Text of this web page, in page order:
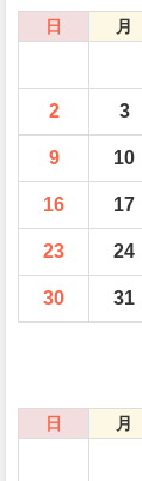
日 月
2 3
9 10
16 17
23 24
30 31
日 月